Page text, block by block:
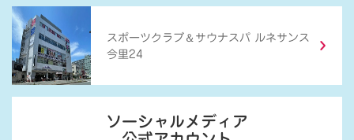
スポーツクラブ ＆ サウナスパ ルネサンス
今里24
ソーシャルメディア